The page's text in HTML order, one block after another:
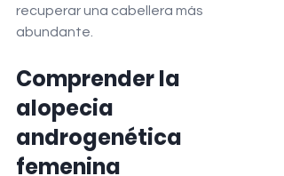
recuperar una cabellera más
abundante.
Comprender la
alopecia
androgenética
femenina